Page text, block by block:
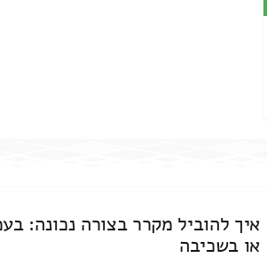
איך להוביל מקרר בצורה נכונה:
או בשכיבה